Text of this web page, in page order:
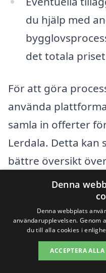
du hjälp med
det totala
För att göra
använda
samla in offerter
Lerdala. Detta kan
bättre översikt
finns tillgängliga.
dig inte bara en
utan också att
kvalitet och
kunder.
Denna
Denna webbplats
användarupplevelsen. Genom
du till alla cookies i
ACCEPTERA ALLA